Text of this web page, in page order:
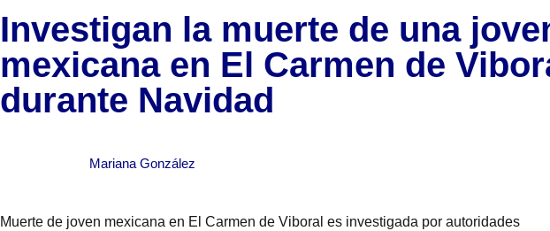
Investigan la muerte de una
mexicana en El Carmen de
durante Navidad
Mariana González
Muerte de joven mexicana en El Carmen de Viboral es investigada por autoridades